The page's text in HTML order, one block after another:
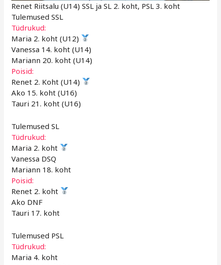
Renet Riitsalu (U14) SSL ja SL 2. koht, PSL 3. koht
Tulemused SSL
Tüdrukud:
Maria 2. koht (U12)
Vanessa 14. koht (U14)
Mariann 20. koht (U14)
Poisid:
Renet 2. Koht (U14)
Ako 15. koht (U16)
Tauri 21. koht (U16)
Tulemused SL
Tüdrukud:
Maria 2. koht
Vanessa DSQ
Mariann 18. koht
Poisid:
Renet 2. koht
Ako DNF
Tauri 17. koht
Tulemused PSL
Tüdrukud:
Maria 4. koht